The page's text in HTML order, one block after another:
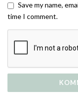
Save my name,
time I comment.